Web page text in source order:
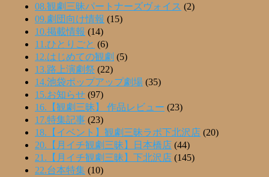
08.観劇三昧パートナーズヴォイス (2)
09.劇団向け情報 (15)
10.掲載情報 (14)
11.ひとりごと (6)
12.はじめての観劇 (5)
13.路上演劇祭 (22)
14.池袋ポップアップ劇場 (35)
15.お知らせ (97)
16.【観劇三昧】 作品レビュー (23)
17.特集記事 (23)
18.【イベント】観劇三昧ラボ下北沢店 (20)
20.【月イチ観劇三昧】日本橋店 (44)
21.【月イチ観劇三昧】下北沢店 (145)
22.台本特集 (10)